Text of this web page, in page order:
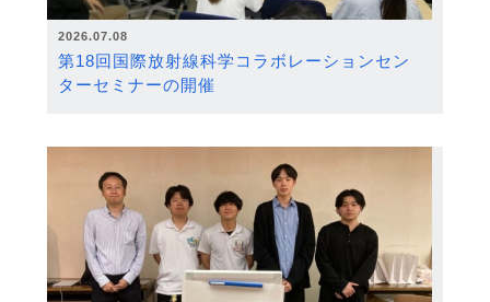
2026.07.08
第18回国際放射線科学コラボレーションセン
ターセミナーの開催